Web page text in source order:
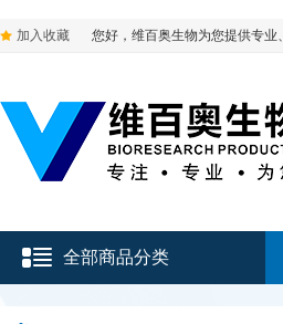
加入收藏 您好，维百奥生物为您提供专业
全部商品分类